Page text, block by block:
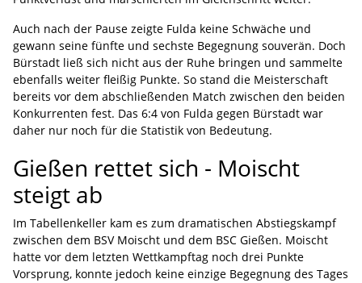
Auch nach der Pause zeigte Fulda keine Schwäche und
gewann seine fünfte und sechste Begegnung souverän. Doch
Bürstadt ließ sich nicht aus der Ruhe bringen und sammelte
ebenfalls weiter fleißig Punkte. So stand die Meisterschaft
bereits vor dem abschließenden Match zwischen den beiden
Konkurrenten fest. Das 6:4 von Fulda gegen Bürstadt war
daher nur noch für die Statistik von Bedeutung.
Gießen rettet sich - Moischt
steigt ab
Im Tabellenkeller kam es zum dramatischen Abstiegskampf
zwischen dem BSV Moischt und dem BSC Gießen. Moischt
hatte vor dem letzten Wettkampftag noch drei Punkte
Vorsprung, konnte jedoch keine einzige Begegnung des Tages